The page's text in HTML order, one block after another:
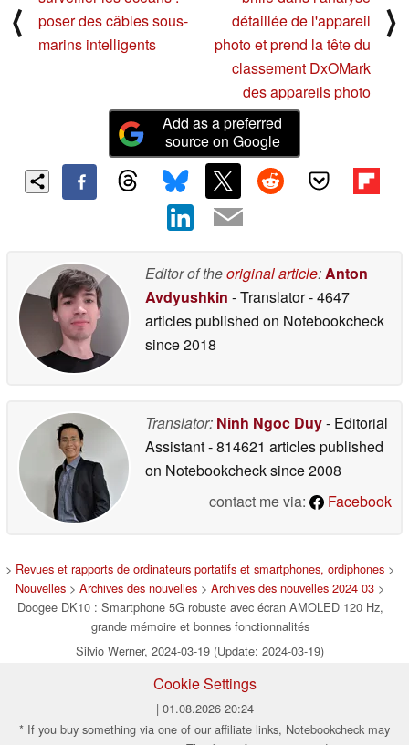
⟨
poser des câbles sous-
marins intelligents
détaillée de l'appareil
photo et prend la tête du
classement DxOMark
des appareils photo
⟩
Add as a preferred
source on Google
Editor of theoriginal article: Anton
Avdyushkin - Translator- 4647
articles published on Notebookcheck
since 2018
Translator: Ninh Ngoc Duy- Editorial
Assistant- 814621 articles published
on Notebookchecksince 2008
contact me via:
Facebook
> Revues et rapports de ordinateurs portatifs et smartphones, ordiphones >
Nouvelles > Archives des nouvelles > Archives des nouvelles 2024 03 >
Doogee DK10 : Smartphone 5G robuste avec écran AMOLED 120 Hz,
grande mémoire et bonnes fonctionnalités
Silvio Werner, 2024-03-19 (Update: 2024-03-19)
Cookie Settings
| 01.08.2026 20:24
* If you buy something via one of our affiliate links, Notebookcheck may